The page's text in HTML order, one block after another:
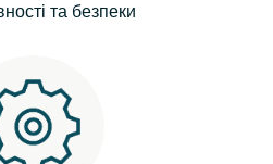
Kuwait
Latvia
та безпеки